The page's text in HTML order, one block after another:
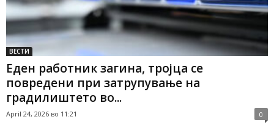
ВЕСТИ
Еден работник загина, тројца се
повредени при затрупување на
градилиштето во...
April 24, 2026 во 11:21 0